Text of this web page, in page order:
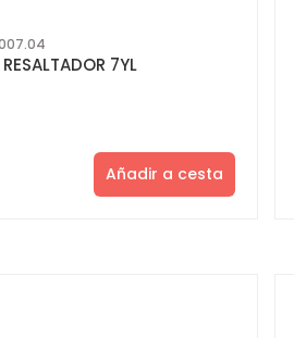
7YL
Añadir a cesta